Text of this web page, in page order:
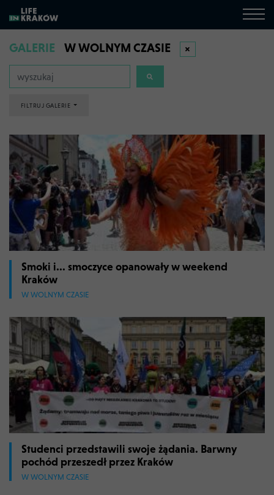
GALERIE W WOLNYM CZASIE
FILTRUJ GALERIE
Smoki i... smoczyce opanowały w weekend
Kraków
W WOLNYM CZASIE
Studenci przedstawili swoje żądania. Barwny
pochód przeszedł przez Kraków
W WOLNYM CZASIE